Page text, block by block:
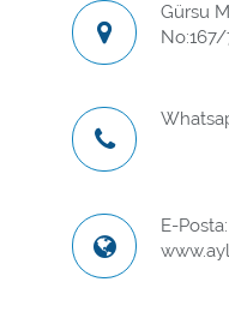
Gürsu
E-